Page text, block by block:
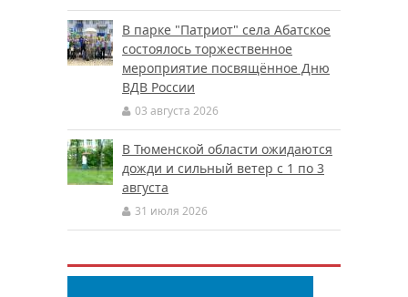
В парке "Патриот" села Абатское
состоялось торжественное
мероприятие посвящённое Дню
ВДВ России
03 августа 2026
В Тюменской области ожидаются
дожди и сильный ветер с 1 по 3
августа
31 июля 2026